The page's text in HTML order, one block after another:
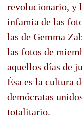
revolucionario, y
infamia de las
las de Gemma
las fotos de
aquellos días de
Ésa es la cultura
demócratas
totalitario.